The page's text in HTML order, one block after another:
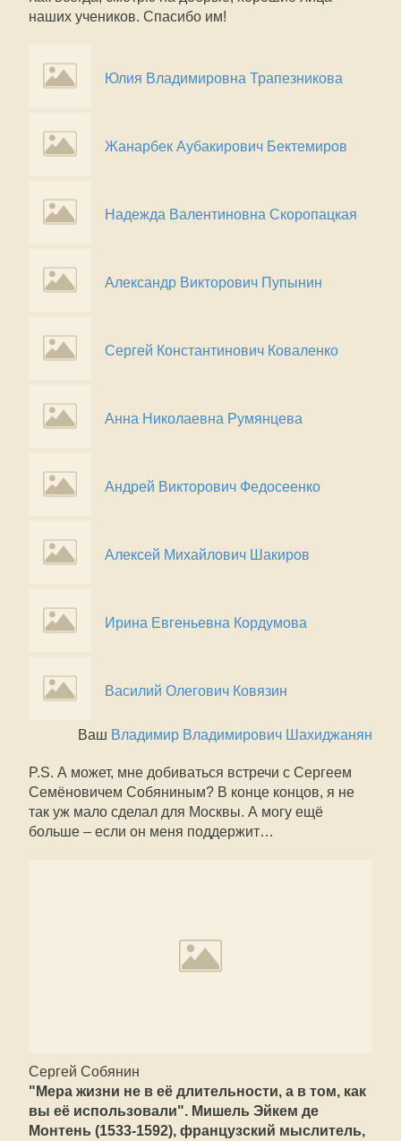
наших учеников. Спасибо им!
Юлия Владимировна Трапезникова
Жанарбек Аубакирович Бектемиров
Надежда Валентиновна Скоропацкая
Александр Викторович Пупынин
Сергей Константинович Коваленко
Анна Николаевна Румянцева
Андрей Викторович Федосеенко
Алексей Михайлович Шакиров
Ирина Евгеньевна Кордумова
Василий Олегович Ковязин
Ваш Владимир Владимирович Шахиджанян
P.S. А может, мне добиваться встречи с Сергеем
Семёновичем Собяниным? В конце концов, я не
так уж мало сделал для Москвы. А могу ещё
больше – если он меня поддержит…
Сергей Собянин
"Мера жизни не в её длительности, а в том, как
вы её использовали". Мишель Эйкем де
Монтень (1533-1592), французский мыслитель,